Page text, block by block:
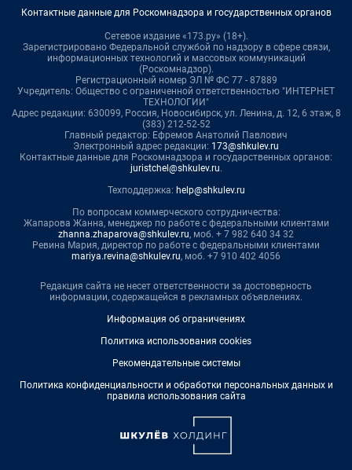
Контактные данные для Роскомнадзора и государственных органов
Сетевое издание «173.ру» (18+).
Зарегистрировано Федеральной службой по надзору в сфере связи,
информационных технологий и массовых коммуникаций
(Роскомнадзор).
Регистрационный номер ЭЛ № ФС 77 - 87889
Учредитель: Общество с ограниченной ответственностью "ИНТЕРНЕТ
ТЕХНОЛОГИИ"
Адрес редакции: 630099, Россия, Новосибирск, ул. Ленина, д. 12, 6 этаж, 8
(383) 212-52-52
Главный редактор: Ефремов Анатолий Павлович
Электронный адрес редакции: 173@shkulev.ru
Контактные данные для Роскомнадзора и государственных органов:
juristchel@shkulev.ru.
Техподдержка: help@shkulev.ru
По вопросам коммерческого сотрудничества:
Жапарова Жанна, менеджер по работе с федеральными клиентами
zhanna.zhaparova@shkulev.ru, моб. + 7 982 640 34 32
Ревина Мария, директор по работе с федеральными клиентами
mariya.revina@shkulev.ru, моб. +7 910 402 4056
Редакция сайта не несет ответственности за достоверность
информации, содержащейся в рекламных объявлениях.
Информация об ограничениях
Политика использования cookies
Рекомендательные системы
Политика конфиденциальности и обработки персональных данных и
правила использования сайта